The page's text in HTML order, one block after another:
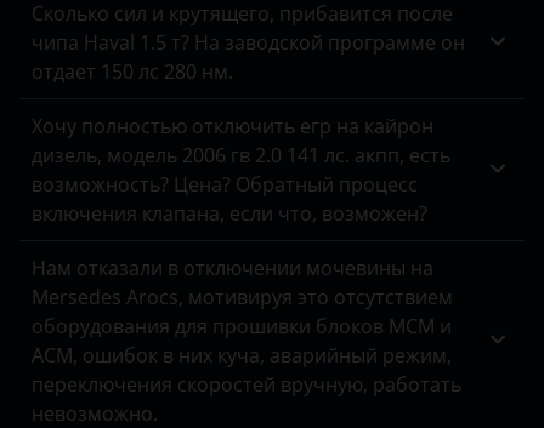
Сколько сил и крутящего, прибавится после
чипа Haval 1.5 т? На заводской программе он
отдает 150 лс 280 нм.
Хочу полностью отключить егр на кайрон
дизель, модель 2006 гв 2.0 141 лс. акпп, есть
возможность? Цена? Обратный процесс
включения клапана, если что, возможен?
Нам отказали в отключении мочевины на
Mersedes Arocs, мотивируя это отсутствием
оборудования для прошивки блоков MCM и
ACM, ошибок в них куча, аварийный режим,
переключения скоростей вручную, работать
невозможно.